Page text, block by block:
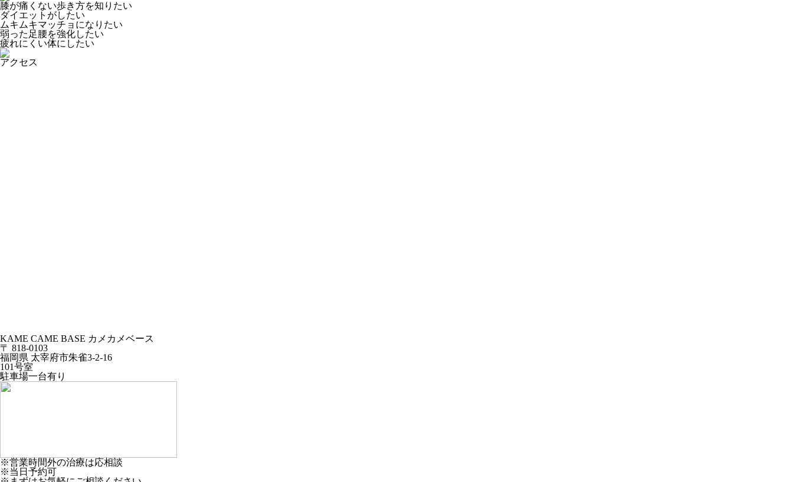
膝が痛くない歩き方を知りたい
ダイエットがしたい
ムキムキマッチョになりたい
弱った足腰を強化したい
疲れにくい体にしたい
アクセス
KAME CAME BASE カメカメベース
〒 818-0103
福岡県 太宰府市朱雀3-2-16
101号室
駐車場一台有り
※営業時間外の治療は応相談
※当日予約可